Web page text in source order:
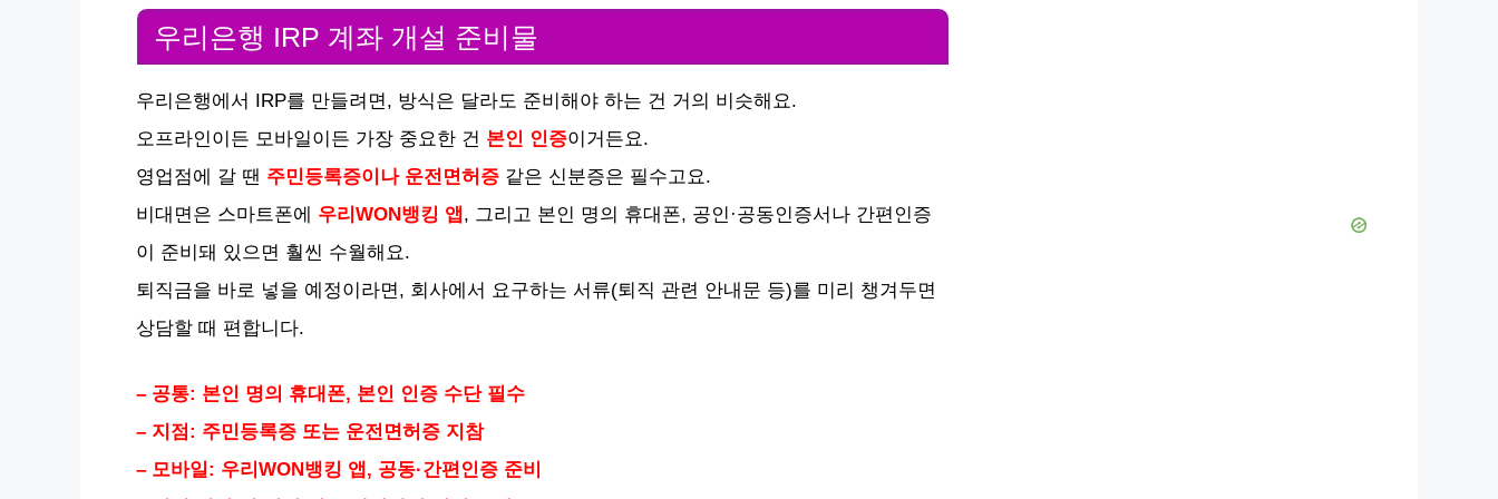
우리은행 IRP 계좌 개설 준비물
우리은행에서 IRP를 만들려면, 방식은 달라도 준비해야 하는 건 거의 비슷해요.
오프라인이든 모바일이든 가장 중요한 건 본인 인증이거든요.
영업점에 갈 땐 주민등록증이나 운전면허증 같은 신분증은 필수고요.
비대면은 스마트폰에 우리WON뱅킹 앱 , 그리고 본인 명의 휴대폰, 공인·공동인증서나 간편인증
이 준비돼 있으면 훨씬 수월해요.
퇴직금을 바로 넣을 예정이라면, 회사에서 요구하는 서류(퇴직 관련 안내문 등)를 미리 챙겨두면
상담할 때 편합니다.
– 공통: 본인 명의 휴대폰, 본인 인증 수단 필수
– 지점: 주민등록증 또는 운전면허증 지참
– 모바일: 우리WON뱅킹 앱, 공동·간편인증 준비